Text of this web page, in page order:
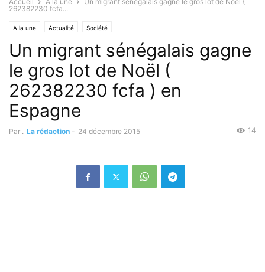
262382230 fcfa...
A la une Actualité Société
Un migrant sénégalais gagne
le gros lot de Noël (
262382230 fcfa ) en
Espagne
Par . La rédaction - 24 décembre 2015 14